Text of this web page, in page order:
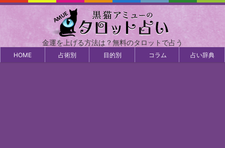
金運を上げる方法は？無料のタロットで占う
HOME 占術別 目的別 コラム 占い辞典